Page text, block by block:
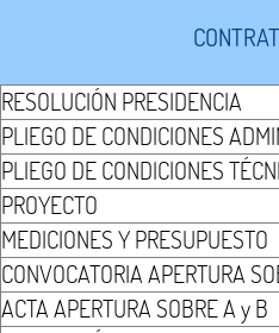
RESOLUCIÓN PRESIDENCIA
PLIEGO DE CONDICIONES
PLIEGO DE CONDICIONES
PROYECTO
MEDICIONES Y PRESUPUESTO
CONVOCATORIA APERTURA
ACTA APERTURA SOBRE A y B